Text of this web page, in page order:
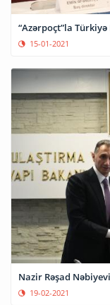
“Azərpoçt”la
15-01-2021
Nazir Rəşad
19-02-2021